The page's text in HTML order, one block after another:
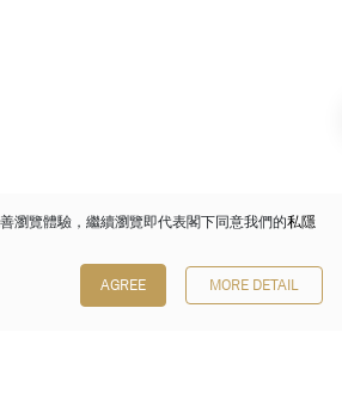
瀏覽體驗，繼續瀏覽即代表閣下同意我們的私隱
AGREE MORE DETAIL